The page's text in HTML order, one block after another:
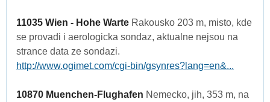
11035 Wien - Hohe Warte Rakousko 203 m, misto, kde
se provadi i aerologicka sondaz, aktualne nejsou na
strance data ze sondazi.
http://www.ogimet.com/cgi-bin/gsynres?lang=en&...
10870 Muenchen-Flughafen Nemecko, jih, 353 m, na